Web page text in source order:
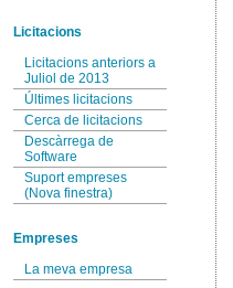
Licitacions
Licitacions anteriors a
Juliol de 2013
Últimes licitacions
Cerca de licitacions
Descàrrega de
Software
Suport empreses
(Nova finestra)
Empreses
La meva empresa